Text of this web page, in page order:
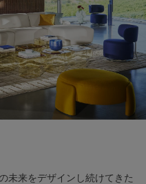
未来をデザインし続けてきた